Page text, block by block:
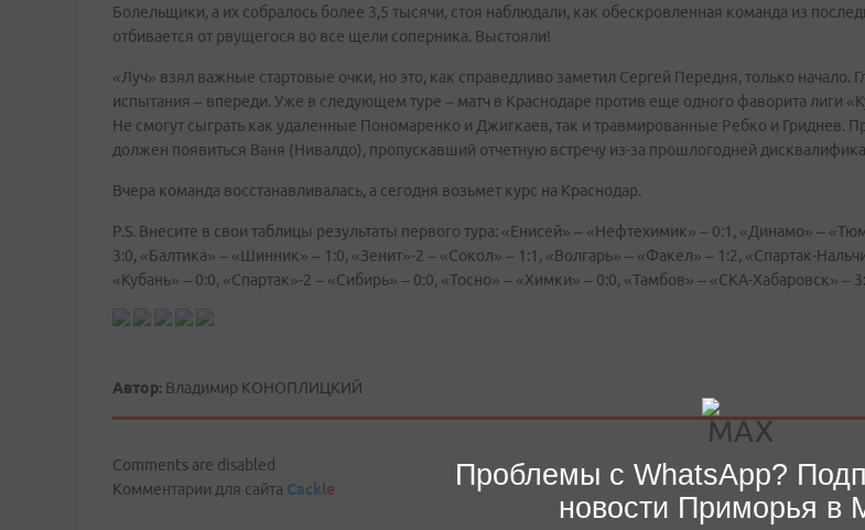
Болельщики, а их собралось более 3,5 тысячи, стоя наблюдали, как обескровленная команда из
отбивается от рвущегося во все щели соперника. Выстояли!
«Луч» взял важные стартовые очки, но это, как справедливо заметил Сергей Передня, только начало.
испытания – впереди. Уже в следующем туре – матч в Краснодаре против еще одного фаворита лиги
Не смогут сыграть как удаленные Пономаренко и Джигкаев, так и травмированные Ребко и Гриднев.
должен появиться Ваня (Нивалдо), пропускавший отчетную встречу из-за прошлогодней
Вчера команда восстанавливалась, а сегодня возьмет курс на Краснодар.
P.S. Внесите в свои таблицы результаты первого тура: «Енисей» – «Нефтехимик» – 0:1, «Динамо» –
3:0, «Балтика» – «Шинник» – 1:0, «Зенит»-2 – «Сокол» – 1:1, «Волгарь» – «Факел» – 1:2, «Спартак-
«Кубань» – 0:0, «Спартак»-2 – «Сибирь» – 0:0, «Тосно» – «Химки» – 0:0, «Тамбов» – «СКА-Хабаровск» –
Автор: Владимир КОНОПЛИЦКИЙ
Comments are disabled
Комментарии для сайта Cackle
Проблемы с WhatsApp?
новости Приморья в